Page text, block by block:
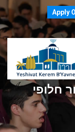
Apply
חלופי